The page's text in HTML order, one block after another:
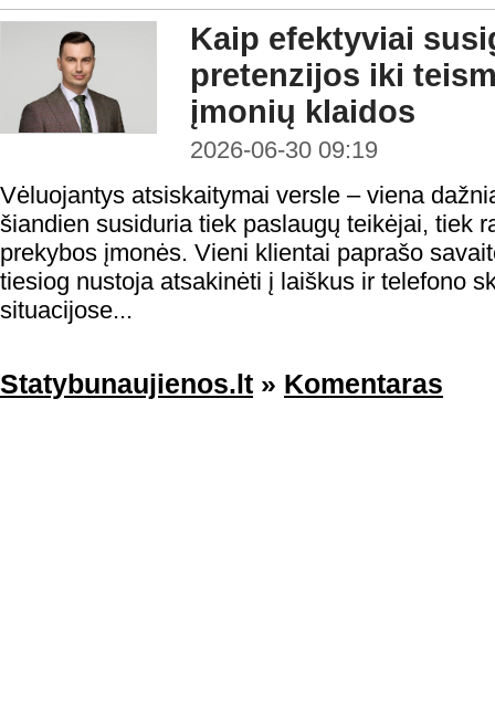
Kaip efektyviai
pretenzijos iki
įmonių klaidos
2026-06-30 09:19
Vėluojantys atsiskaitymai versle – viena
šiandien susiduria tiek paslaugų teikėjai, tiek
prekybos įmonės. Vieni klientai paprašo
tiesiog nustoja atsakinėti į laiškus ir telefono
situacijose...
Statybunaujienos.lt » Komentaras